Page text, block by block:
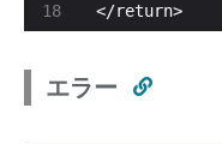
18
</return>
エラー